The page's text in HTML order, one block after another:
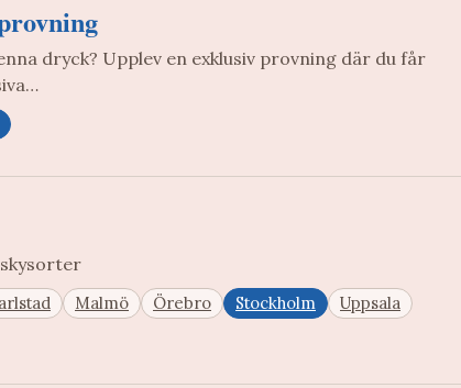
dryck? Upplev en exklusiv provning där du får
Malmö Örebro Stockholm
Uppsala